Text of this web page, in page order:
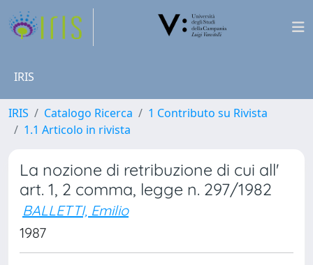
IRIS
IRIS Catalogo Ricerca
1 Contributo su Rivista
1.1 Articolo in rivista
La nozione di retribuzione di cui all'
art. 1, 2 comma, legge n. 297/1982
BALLETTI, Emilio
1987